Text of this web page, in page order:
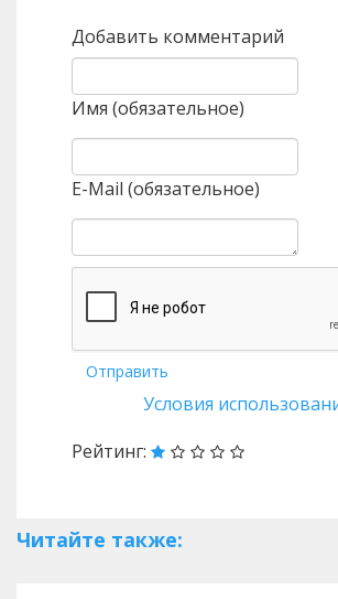
Добавить комментарий
Имя (обязательное)
E-Mail (обязательное)
Отправить
Условия
Рейтинг:
Читайте также: